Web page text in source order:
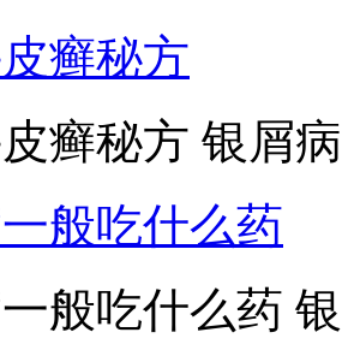
癣秘方
癣秘方 银屑
般吃什么药
般吃什么药